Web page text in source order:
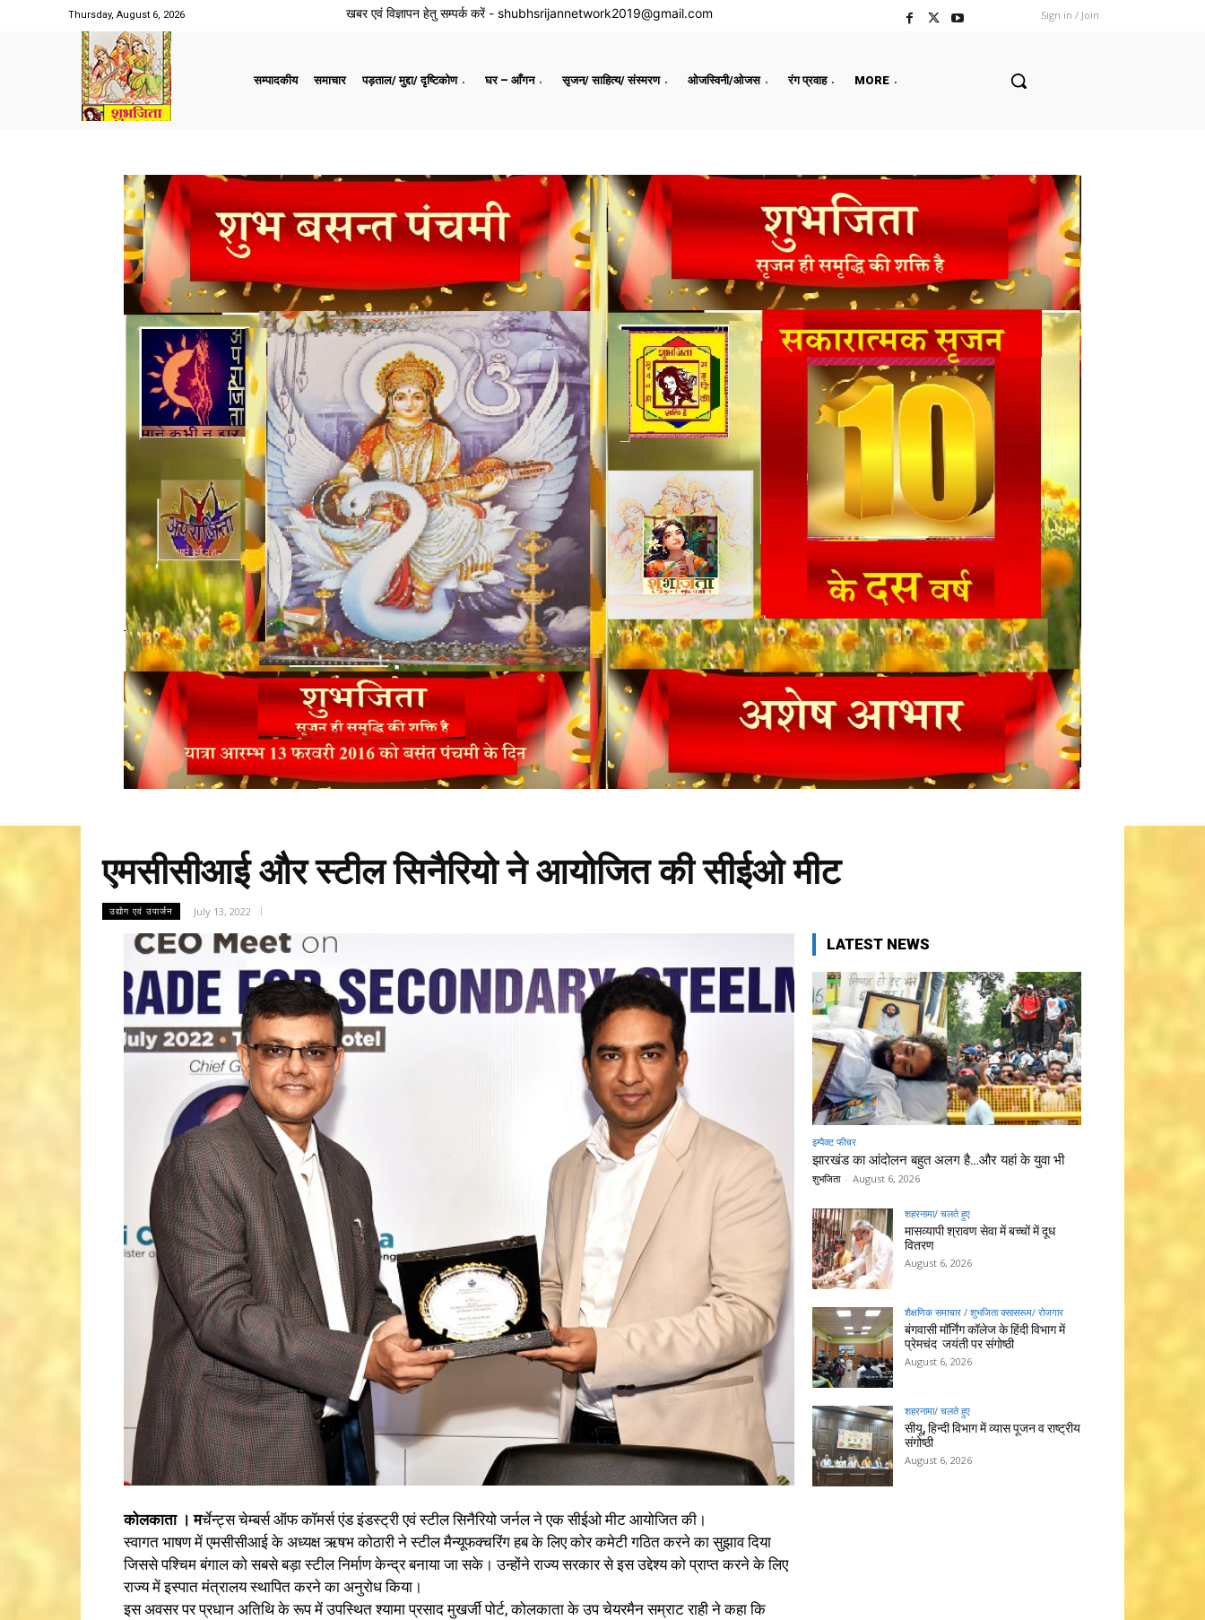
Thursday, August 6, 2026 खबर एवं विज्ञापन हेतु सम्पर्क करें - shubhsrijannetwork2019@gmail.com Sign in / Join
सम्पादकीय समाचार पड़ताल/ मुद्दा/ दृष्टिकोण घर – आँगन सृजन/ साहित्य/ संस्मरण ओजस्विनी/ओजस रंग प्रवाह MORE
एमसीसीआई और स्टील सिनैरियो ने आयोजित की सीईओ मीट
उद्योग एवं उपार्जन July 13, 2022
कोलकाता । मर्चेन्ट्स चेम्बर्स ऑफ कॉमर्स एंड इंडस्ट्री एवं स्टील सिनैरियो जर्नल ने एक सीईओ मीट आयोजित की।
स्वागत भाषण में एमसीसीआई के अध्यक्ष ऋषभ कोठारी ने स्टील मैन्यूफक्चरिंग हब के लिए कोर कमेटी गठित करने का सुझाव दिया
जिससे पश्चिम बंगाल को सबसे बड़ा स्टील निर्माण केन्द्र बनाया जा सके। उन्होंने राज्य सरकार से इस उद्देश्य को प्राप्त करने के लिए
राज्य में इस्पात मंत्रालय स्थापित करने का अनुरोध किया।
इस अवसर पर प्रधान अतिथि के रूप में उपस्थित श्यामा प्रसाद मुखर्जी पोर्ट, कोलकाता के उप चेयरमैन सम्राट राही ने कहा कि
LATEST NEWS
इम्पैक्ट फीचर
झारखंड का आंदोलन बहुत अलग है…और यहां के युवा भी
शुभजिता - August 6, 2026
शहरनामा/ चलते हुए
मासव्यापी श्रावण सेवा में बच्चों में दूध
वितरण
August 6, 2026
शैक्षणिक समाचार / शुभजिता क्सासरूम/ रोजगार
बंगवासी मॉर्निंग कॉलेज के हिंदी विभाग में
प्रेमचंद जयंती पर संगोष्ठी
August 6, 2026
शहरनामा/ चलते हुए
सीयू, हिन्दी विभाग में व्यास पूजन व राष्ट्रीय
संगोष्ठी
August 6, 2026